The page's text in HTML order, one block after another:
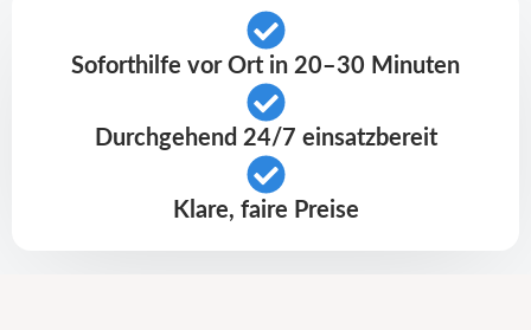
Soforthilfe vor Ort in 20–30 Minuten
Durchgehend 24/7 einsatzbereit
Klare, faire Preise